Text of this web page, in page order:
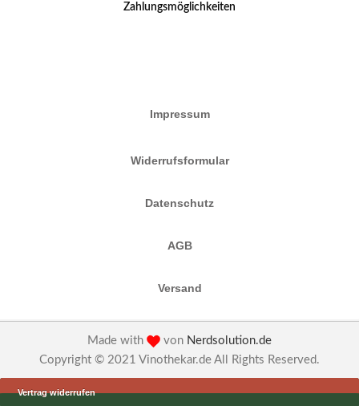
Zahlungsmöglichkeiten
Impressum
Widerrufsformular
Datenschutz
AGB
Versand
Made with von Nerdsolution.de
Copyright © 2021 Vinothekar.de All Rights Reserved.
Vertrag widerrufen